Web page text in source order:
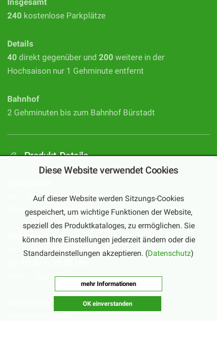
Insgesamt
240 kostenlose Parkplätze
Details
40 direkt gegenüber und 200 weitere in der
Hochsaison nur 1 Gehminute entfernt
Bahnhof
2 Gehminuten bis zum Bahnhof Bürstadt
Produkt-Details
Mo – Sa:10:00 – 20:00 Uhr
(September – Februar)
Nebensaison
Mo – Fr:16:00 – 20:00 Uhr
(März – August)
Diese Website verwendet Cookies
Auf dieser Website werden Sitzungs-Cookies
gespeichert, um wichtige Funktionen der Website,
speziell des Produktkataloges, zu ermöglichen. Sie
können Ihre Einstellungen jederzeit ändern oder die
Standardeinstellungen akzeptieren. (Datenschutz)
mehr Informationen
OK einverstanden